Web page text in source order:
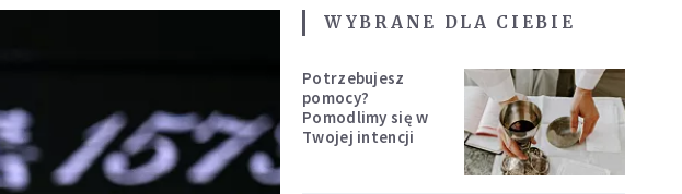
WYBRANE DLA CIEBIE
Potrzebujesz
pomocy?
Pomodlimy się w
Twojej intencji